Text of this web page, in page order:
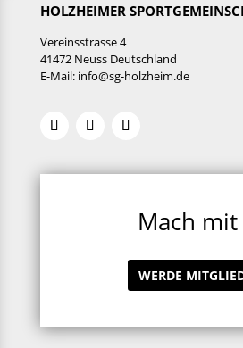
HOLZHEIMER
Vereinsstrasse 4
41472 Neuss Deutschland
E-Mail: info@sg-holzheim.de
Mach mit
WERDE